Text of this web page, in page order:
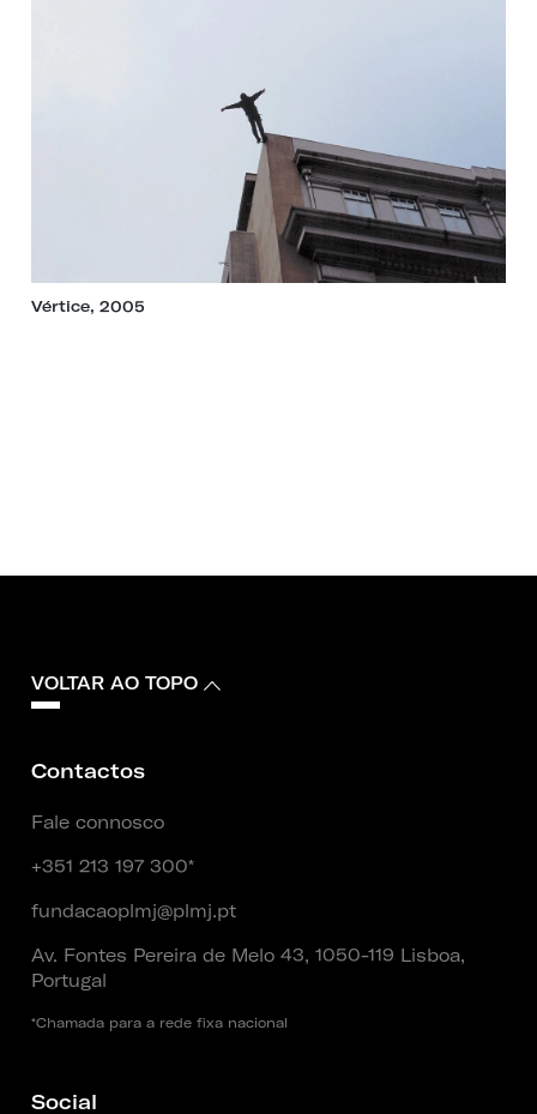
Vértice, 2005
VOLTAR AO TOPO
Contactos
Fale connosco
+351 213 197 300*
fundacaoplmj@plmj.pt
Av. Fontes Pereira de Melo 43, 1050-119 Lisboa,
Portugal
*Chamada para a rede fixa nacional
Social